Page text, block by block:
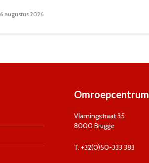
6 augustus 2026
Omroepcentrum
Vlamingstraat 35
8000 Brugge
T. +32(0)50-333 383